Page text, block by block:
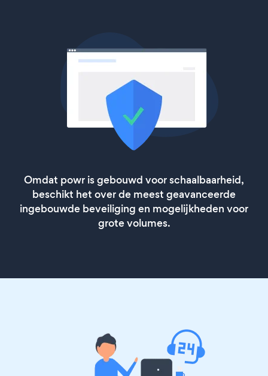
Omdat powr is gebouwd voor schaalbaarheid,
beschikt het over de meest geavanceerde
ingebouwde beveiliging en mogelijkheden voor
grote volumes.